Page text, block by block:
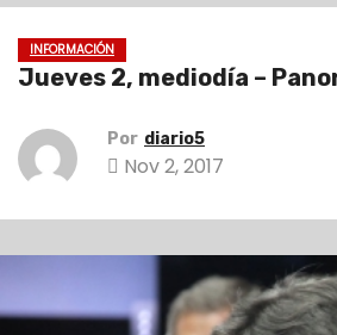
INFORMACIÓN
Jueves 2, mediodía –
Por diario5
Nov 2, 2017